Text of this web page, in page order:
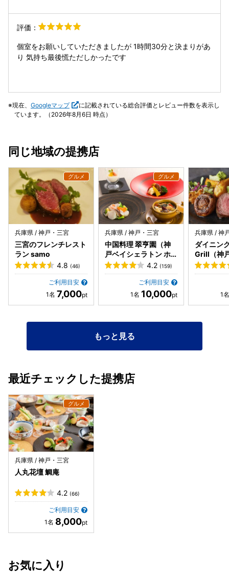
評価：
個室をお願いしていただきましたが 1時間30分と決まりがあ
り 気持ち最後慌ただしかったです
現在、 Googleマップ
に記載されている総合評価とレビュー件数を表示し
ています。（2026年8月6日 時点）
同じ地域の提携店
兵庫県 / 神戸・三宮
三宮のフレンチレスト
ラン samo
4.8 (46)
ご利用目安
7,000
兵庫県 / 神戸・三宮
中国料理 翠亨園（神
戸ベイシェラトン ホ
テル&タワーズ内）
4.2 (159)
ご利用目安
10,000
兵庫県 / 神
ダイニン
Grill（神
トン ホテ
内）
もっと見る
最近チェックした提携店
兵庫県 / 神戸・三宮
人丸花壇 鯛庵
4.2 (66)
ご利用目安
8,000
お気に入り